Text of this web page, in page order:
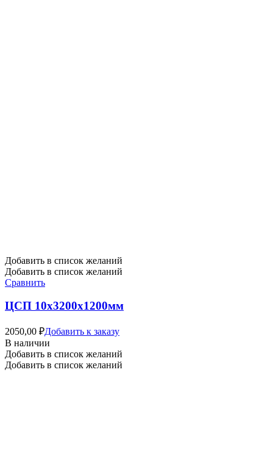
Добавить в список желаний
Добавить в список желаний
Сравнить
ЦСП 10х3200х1200мм
2050,00 ₽Добавить к заказу
В наличии
Добавить в список желаний
Добавить в список желаний